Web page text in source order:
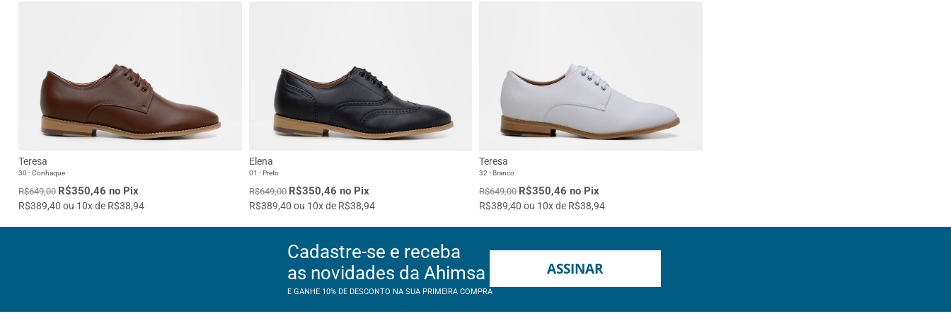
Teresa
30 - Conhaque
R$649,00 R$350,46 no Pix
R$389,40 ou 10x de R$38,94
Elena
01 - Preto
R$649,00 R$350,46 no Pix
R$389,40 ou 10x de R$38,94
Teresa
32 - Branco
R$649,00 R$350,46 no Pix
R$389,40 ou 10x de R$38,94
Cadastre-se e receba
as novidades da Ahimsa
E GANHE 10% DE DESCONTO NA SUA PRIMEIRA COMPRA
ASSINAR